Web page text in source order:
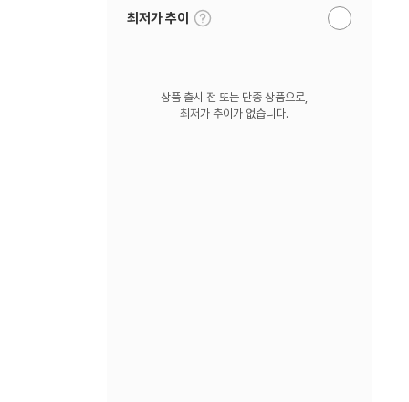
최저가 추이
툴
팁
알
상품 출시 전 또는 단종 상품으로,
최저가 추이가 없습니다.